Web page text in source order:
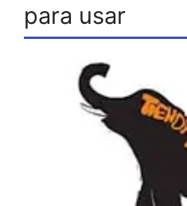
para usar